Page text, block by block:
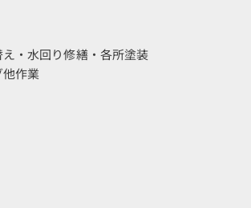
・水回り修繕・各所塗装
作業